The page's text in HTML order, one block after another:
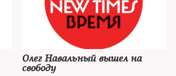
Олег Навальный вышел на
свободу